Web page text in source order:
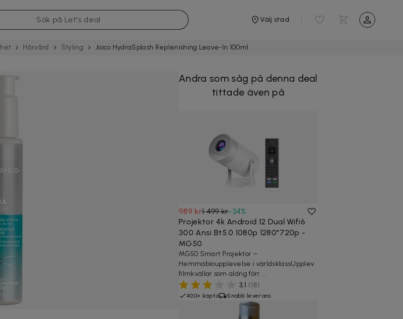
Välj stad
Hårvård Styling Joico HydraSplash Replenishing Leave-In 100ml
Andra som såg på denna deal
tittade även på
989 kr1 499 kr-34%
Projektor 4k Android 12 Dual Wifi6
300 Ansi Bt5.0 1080p 1280*720p -
MG50
MG50 Smart Projektor –
Hemmabioupplevelse i världsklassUpplev
filmkvällar som aldrig förr ...
3,1 (18)
400+ köpta Snabb leverans